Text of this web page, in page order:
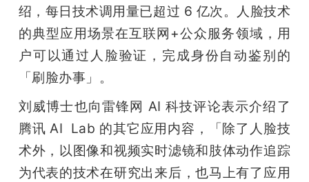
绍，每日技术调用量已超过 6 亿次。人脸技术
的典型应用场景在互联网+公众服务领域，用
户可以通过人脸验证，完成身份自动鉴别的
「刷脸办事」。
刘威博士也向雷锋网 AI 科技评论表示介绍了
腾讯 AI  Lab 的其它应用内容，「除了人脸技
术外，以图像和视频实时滤镜和肢体动作追踪
为代表的技术在研究出来后，也马上有了应用